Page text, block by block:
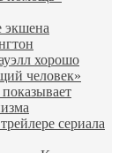
экшена
хорошо
человек»
сериала